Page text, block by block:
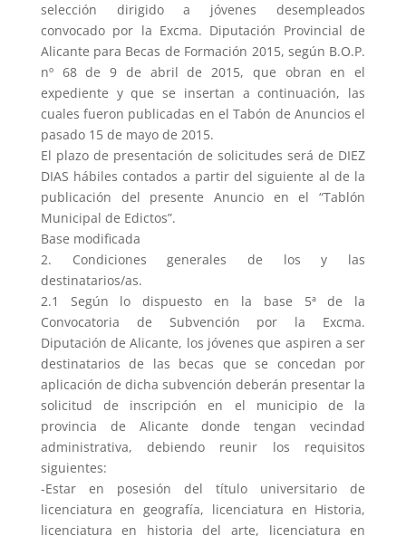
selección dirigido a jóvenes desempleados
convocado por la Excma. Diputación Provincial de
Alicante para Becas de Formación 2015, según B.O.P.
nº 68 de 9 de abril de 2015, que obran en el
expediente y que se insertan a continuación, las
cuales fueron publicadas en el Tabón de Anuncios el
pasado 15 de mayo de 2015.
El plazo de presentación de solicitudes será de DIEZ
DIAS hábiles contados a partir del siguiente al de la
publicación del presente Anuncio en el “Tablón
Municipal de Edictos”.
Base modificada
2. Condiciones generales de los y las
destinatarios/as.
2.1 Según lo dispuesto en la base 5ª de la
Convocatoria de Subvención por la Excma.
Diputación de Alicante, los jóvenes que aspiren a ser
destinatarios de las becas que se concedan por
aplicación de dicha subvención deberán presentar la
solicitud de inscripción en el municipio de la
provincia de Alicante donde tengan vecindad
administrativa, debiendo reunir los requisitos
siguientes:
-Estar en posesión del título universitario de
licenciatura en geografía, licenciatura en Historia,
licenciatura en historia del arte, licenciatura en